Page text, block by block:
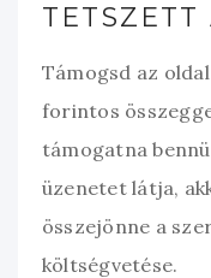
TETSZETT
Támogsd az
forintos
támogatna
üzenetet látja,
összejönne a
költségvetése.